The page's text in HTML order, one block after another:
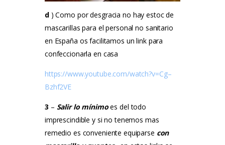
d) Como por desgracia no hay estoc de
mascarillas para el personal no sanitario
en España os facilitamos un link para
confeccionarla en casa
https://www.youtube.com/watch?v=Cg–
Bzhf2VE
3 – Salir lo mínimoes del todo
imprescindible y si no tenemos mas
remedio es conveniente equiparse con